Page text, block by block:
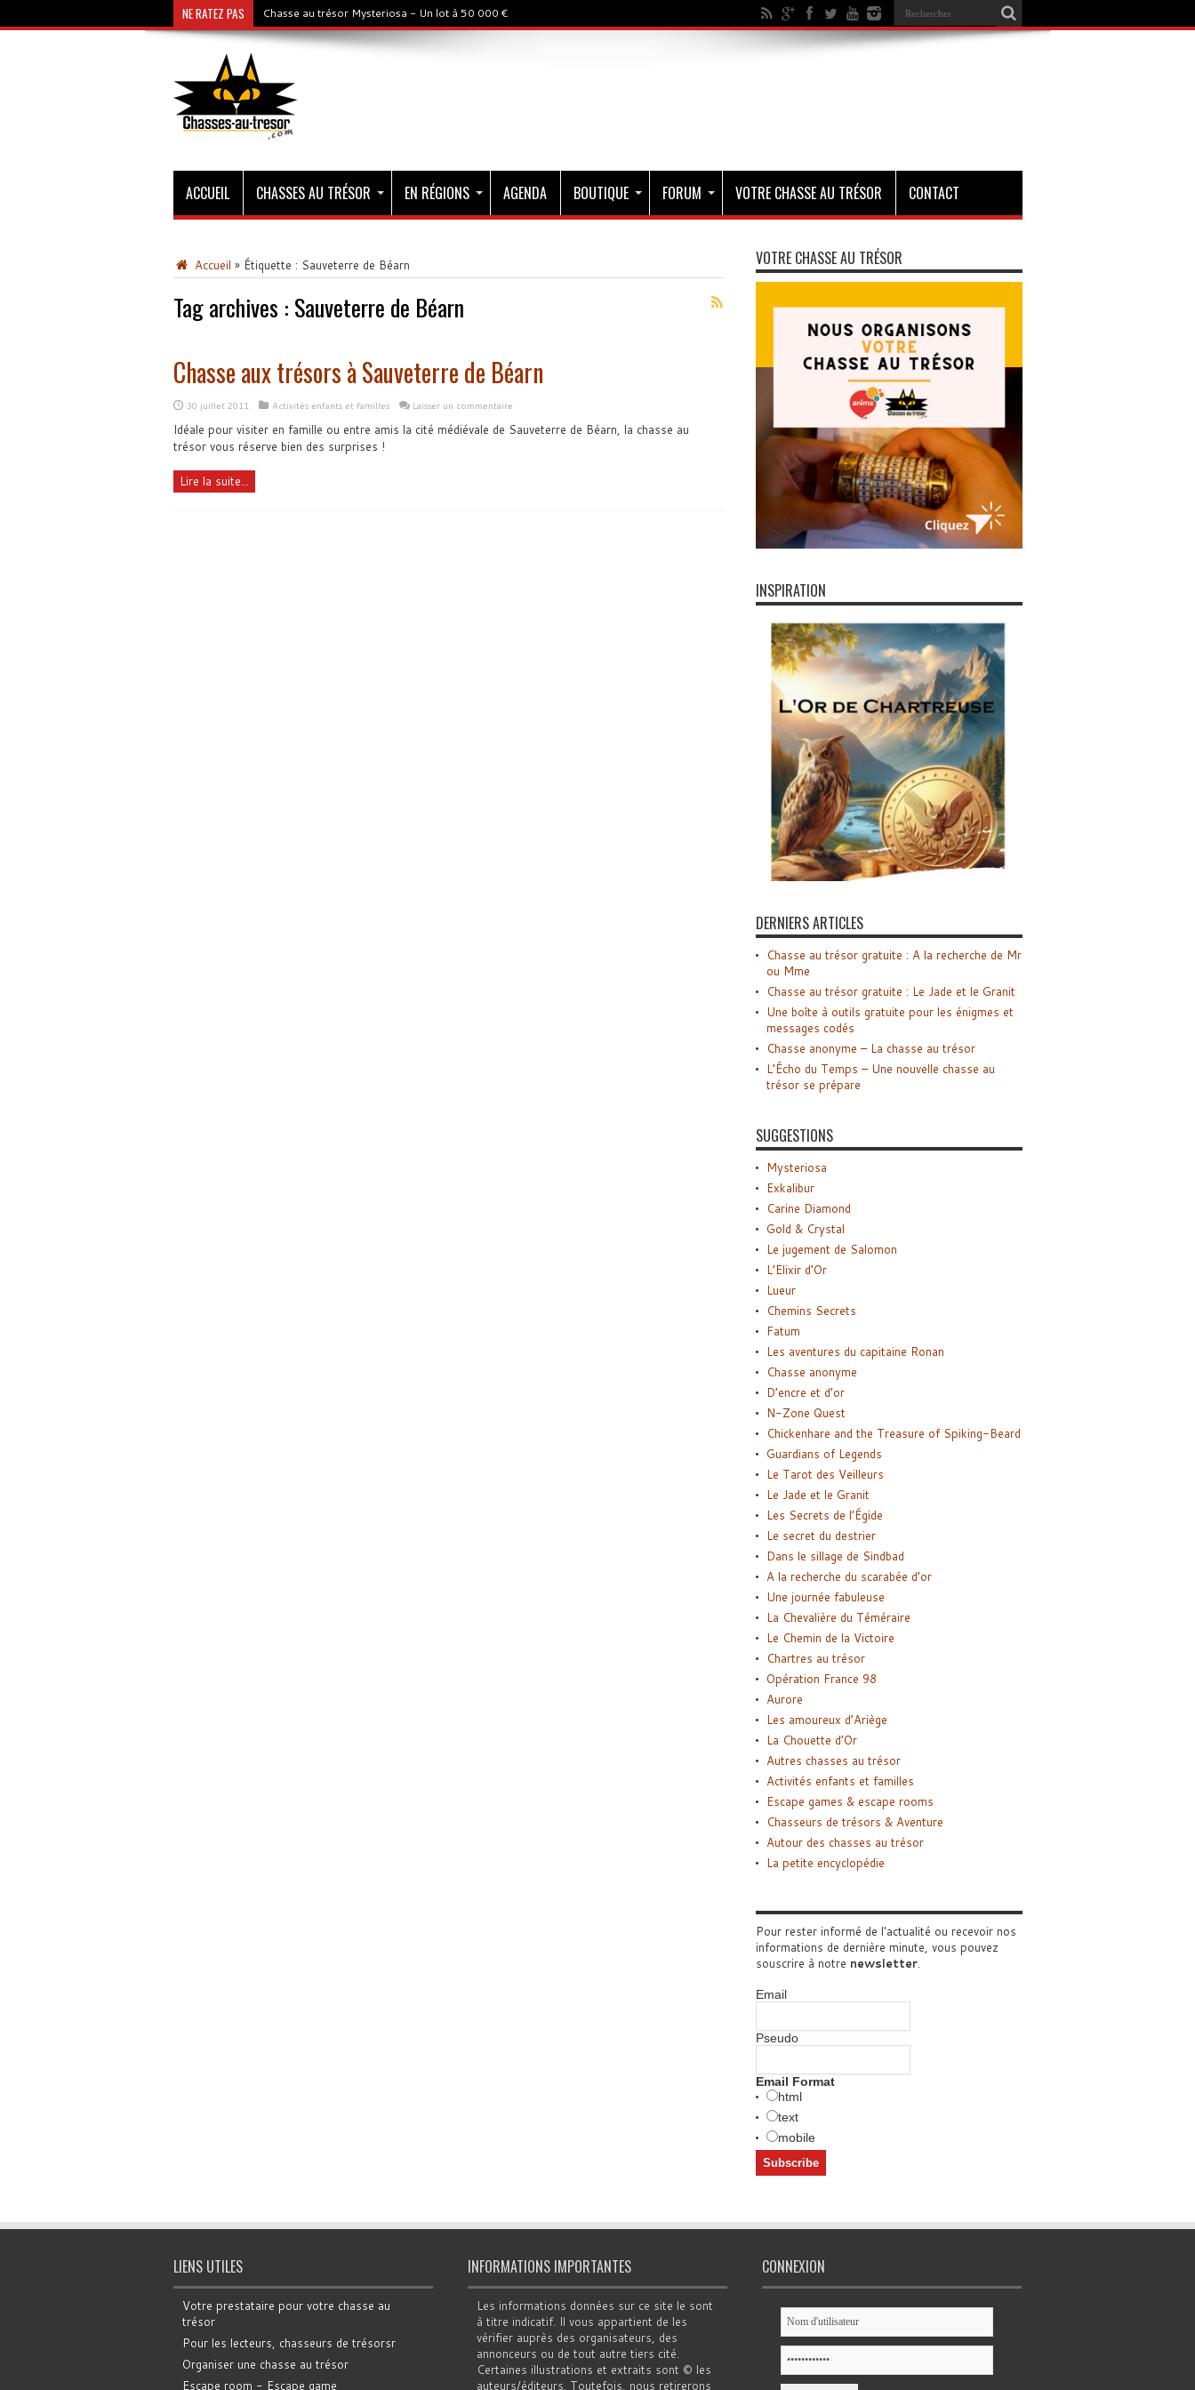
NE RATEZ PAS Chasse au trésor Mysteriosa - Un lot à 50 000 €
ACCUEIL CHASSES AU TRÉSOR EN RÉGIONS AGENDA BOUTIQUE FORUM VOTRE CHASSE AU TRÉSOR CONTACT
Accueil » Étiquette : Sauveterre de Béarn
Tag archives : Sauveterre de Béarn
Chasse aux trésors à Sauveterre de Béarn
30 juillet 2011 Activités enfants et familles Laisser un commentaire
Idéale pour visiter en famille ou entre amis la cité médiévale de Sauveterre de Béarn, la chasse au
trésor vous réserve bien des surprises !
Lire la suite...
VOTRE CHASSE AU TRÉSOR
INSPIRATION
DERNIERS ARTICLES
Chasse au trésor gratuite : A la recherche de Mr
ou Mme
Chasse au trésor gratuite : Le Jade et le Granit
Une boîte à outils gratuite pour les énigmes et
messages codés
Chasse anonyme – La chasse au trésor
L’Écho du Temps – Une nouvelle chasse au
trésor se prépare
SUGGESTIONS
Mysteriosa
Exkalibur
Carine Diamond
Gold & Crystal
Le jugement de Salomon
L’Elixir d’Or
Lueur
Chemins Secrets
Fatum
Les aventures du capitaine Ronan
Chasse anonyme
D’encre et d’or
N-Zone Quest
Chickenhare and the Treasure of Spiking-Beard
Guardians of Legends
Le Tarot des Veilleurs
Le Jade et le Granit
Les Secrets de l’Égide
Le secret du destrier
Dans le sillage de Sindbad
A la recherche du scarabée d’or
Une journée fabuleuse
La Chevalière du Téméraire
Le Chemin de la Victoire
Chartres au trésor
Opération France 98
Aurore
Les amoureux d’Ariège
La Chouette d’Or
Autres chasses au trésor
Activités enfants et familles
Escape games & escape rooms
Chasseurs de trésors & Aventure
Autour des chasses au trésor
La petite encyclopédie
Pour rester informé de l'actualité ou recevoir nos
informations de dernière minute, vous pouvez
souscrire à notre newsletter.
Email
Pseudo
Email Format
html
text
mobile
LIENS UTILES
Votre prestataire pour votre chasse au
trésor
Pour les lecteurs, chasseurs de trésorsr
Organiser une chasse au trésor
Escape room - Escape game
INFORMATIONS IMPORTANTES
Les informations données sur ce site le sont
à titre indicatif. Il vous appartient de les
vérifier auprès des organisateurs, des
annonceurs ou de tout autre tiers cité.
Certaines illustrations et extraits sont © les
auteurs/éditeurs. Toutefois, nous retirerons
CONNEXION